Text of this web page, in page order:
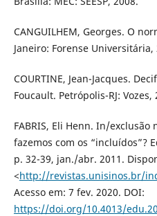
CANGUILHEM, Georges. O
Janeiro: Forense Universitária,
COURTINE, Jean-Jacques.
Foucault. Petrópolis-RJ: Vozes,
FABRIS, Eli Henn. In/
fazemos com os “incluídos”?
p. 32-39, jan./abr. 2011.
<http://revistas.unisinos.br/
Acesso em: 7 fev. 2020. DOI:
https://doi.org/10.4013/